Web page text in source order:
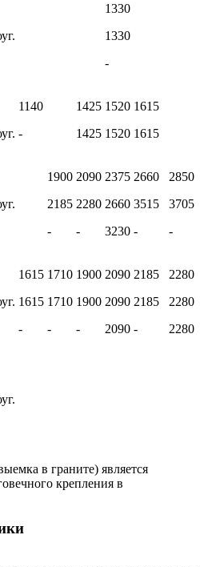
1330
1330
-
1140
-
1425
1425
1520
1520
1615
1615
1900
2185
-
2090
2280
-
2375
2660
3230
2660
3515
-
2850
3705
-
1615
1615
-
1710
1710
-
1900
1900
-
2090
2090
2090
2185
2185
-
2280
2280
2280
в граните) является
крепления в